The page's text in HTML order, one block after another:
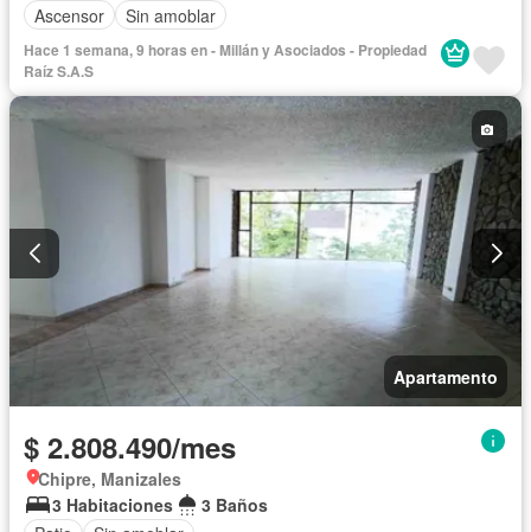
Ascensor
Sin amoblar
Hace 1 semana, 9 horas en - Millán y Asociados - Propiedad
Raíz S.A.S
Apartamento
$ 2.808.490/mes
Chipre, Manizales
3 Habitaciones
3 Baños